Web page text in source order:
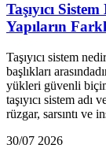
Taşıyıcı
Yapıların
Taşıyıcı sistem
başlıkları
yükleri güvenli
taşıyıcı sistem
rüzgar, sarsıntı ve
30/07 2026